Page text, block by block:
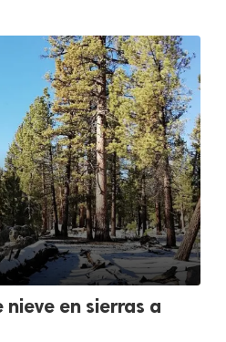
nieve en sierras a